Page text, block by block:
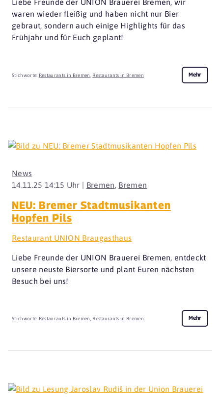
Liebe Freunde der UNION Brauerei Bremen, wir
waren wieder fleißig und haben nicht nur Bier
gebraut, sondern auch einige Highlights für das
Frühjahr und für Euch geplant!
Stichworte: Restaurants in Bremen Restaurants in Bremen Mehr
14.11.25 14:15 Uhr | Bremen Bremen
News
NEU: Bremer Stadtmusikanten
Hopfen Pils
Restaurant UNION Braugasthaus
Liebe Freunde der UNION Brauerei Bremen, entdeckt
unsere neuste Biersorte und plant Euren nächsten
Besuch bei uns!
Stichworte: Restaurants in Bremen Restaurants in Bremen Mehr